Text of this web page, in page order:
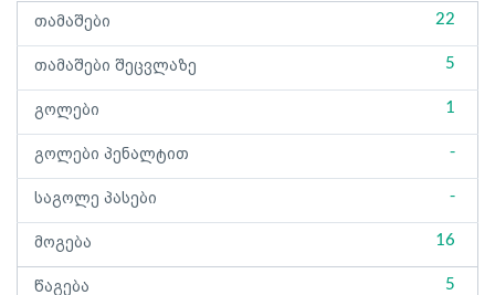
თამაშები 22
თამაშები შეცვლაზე 5
გოლები 1
გოლები პენალტით -
საგოლე პასები -
მოგება 16
წაგება 5